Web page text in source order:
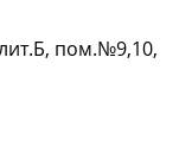
пом.№9,10,